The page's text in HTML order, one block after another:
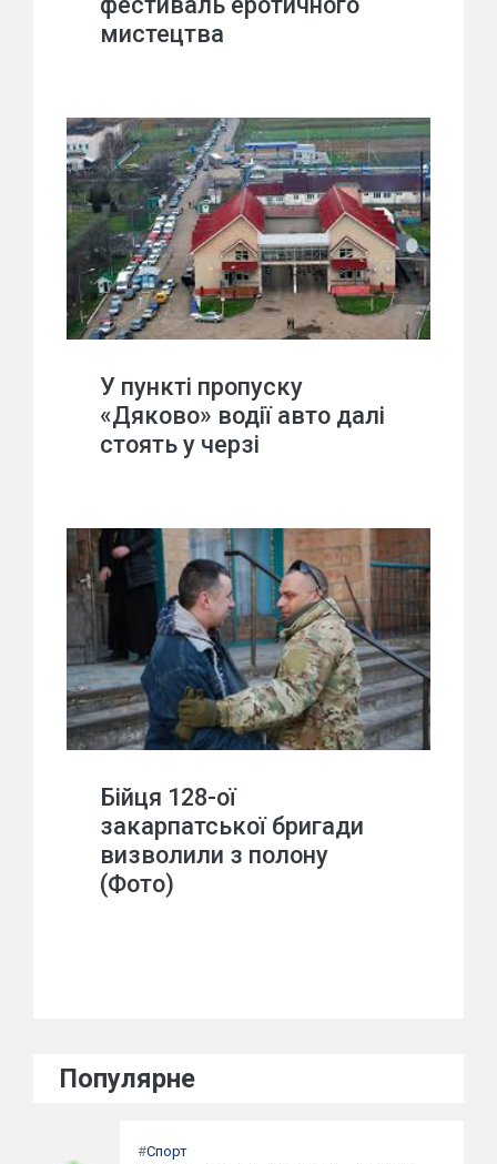
мистецтва
У пункті пропуску
«Дяково» водії авто далі
стоять у черзі
Бійця 128-ої
закарпатської бригади
визволили з полону
(Фото)
Популярне
#Спорт